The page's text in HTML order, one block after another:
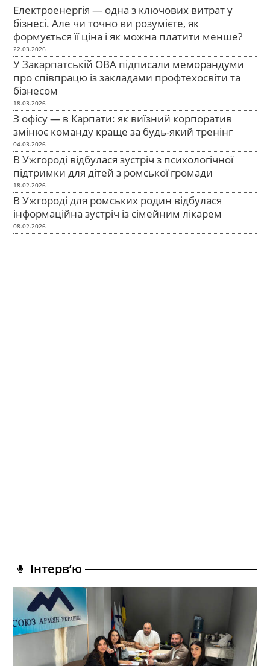
Електроенергія — одна з ключових витрат у
бізнесі. Але чи точно ви розумієте, як
формується її ціна і як можна платити менше?
22.03.2026
У Закарпатській ОВА підписали меморандуми
про співпрацю із закладами профтехосвіти та
бізнесом
18.03.2026
З офісу — в Карпати: як виїзний корпоратив
змінює команду краще за будь-який тренінг
04.03.2026
В Ужгороді відбулася зустріч з психологічної
підтримки для дітей з ромської громади
18.02.2026
В Ужгороді для ромських родин відбулася
інформаційна зустріч із сімейним лікарем
08.02.2026
Інтерв’ю